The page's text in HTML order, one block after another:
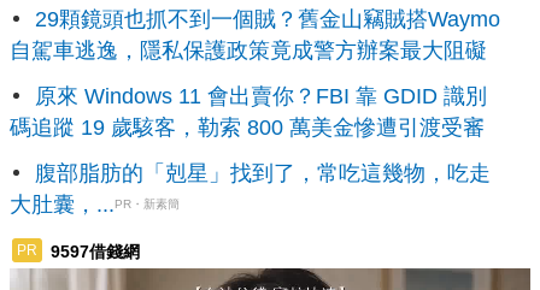
29顆鏡頭也抓不到一個賊？舊金山竊賊搭Waymo
自駕車逃逸，隱私保護政策竟成警方辦案最大阻礙
原來 Windows 11 會出賣你？FBI 靠 GDID 識別
碼追蹤 19 歲駭客，勒索 800 萬美金慘遭引渡受審
腹部脂肪的「剋星」找到了，常吃這幾物，吃走
大肚囊，...PR・新素簡
PR 9597借錢網